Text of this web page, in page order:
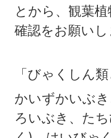
とから、観葉
確認をお願いし
「びゃくしん類
かいずかいぶ
ろいぶき、た